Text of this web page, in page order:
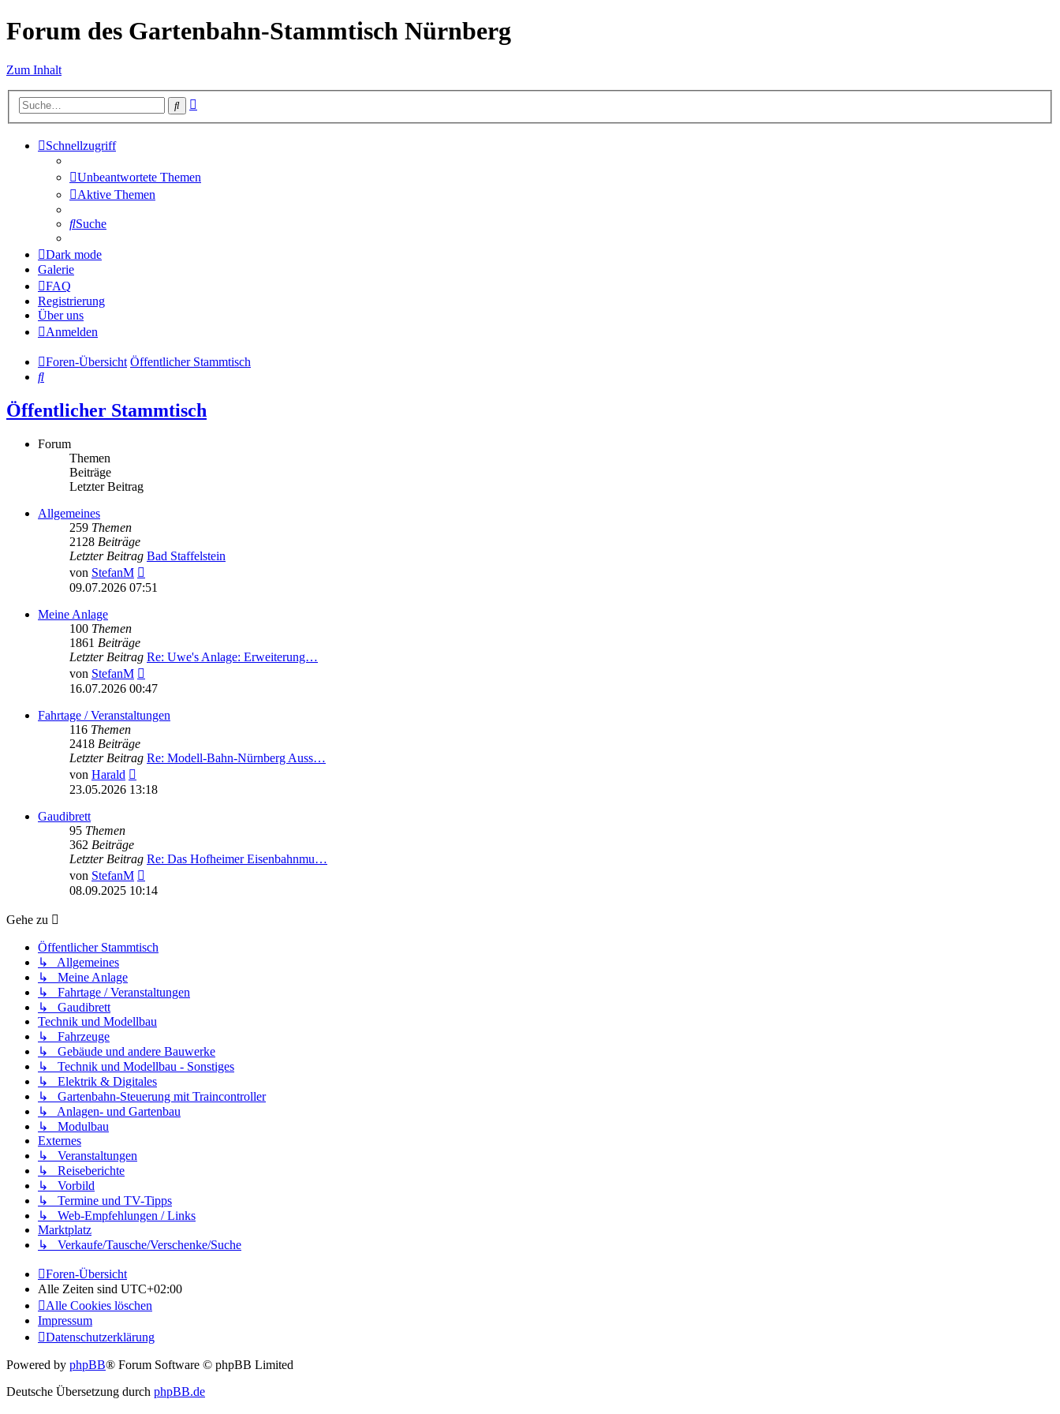
Forum des Gartenbahn-Stammtisch Nürnberg
Zum Inhalt
Suche
Schnellzugriff
Unbeantwortete Themen
Aktive Themen
Suche
Dark mode
Galerie
FAQ
Registrierung
Über uns
Anmelden
Foren-Übersicht Öffentlicher Stammtisch
Suche
Öffentlicher Stammtisch
Forum
Themen
Beiträge
Letzter Beitrag
Allgemeines
259 Themen
2128 Beiträge
Letzter Beitrag Bad Staffelstein
von StefanM
Beitrag
09.07.2026 07:51
Meine Anlage
100 Themen
1861 Beiträge
Letzter Beitrag Re: Uwe's Anlage: Erweiterung…
von StefanM
Beitrag
16.07.2026 00:47
Fahrtage / Veranstaltungen
116 Themen
2418 Beiträge
Letzter Beitrag Re: Modell-Bahn-Nürnberg Auss…
von Harald
Beitrag
23.05.2026 13:18
Gaudibrett
95 Themen
362 Beiträge
Letzter Beitrag Re: Das Hofheimer Eisenbahnmu…
von StefanM
Beitrag
08.09.2025 10:14
Gehe zu
Öffentlicher Stammtisch
↳ Allgemeines
↳ Meine Anlage
↳ Fahrtage / Veranstaltungen
↳ Gaudibrett
Technik und Modellbau
↳ Fahrzeuge
↳ Gebäude und andere Bauwerke
↳ Technik und Modellbau - Sonstiges
↳ Elektrik & Digitales
↳ Gartenbahn-Steuerung mit Traincontroller
↳ Anlagen- und Gartenbau
↳ Modulbau
Externes
↳ Veranstaltungen
↳ Reiseberichte
↳ Vorbild
↳ Termine und TV-Tipps
↳ Web-Empfehlungen / Links
Marktplatz
↳ Verkaufe/Tausche/Verschenke/Suche
Foren-Übersicht
Alle Zeiten sind UTC+02:00
Alle Cookies löschen
Impressum
Datenschutzerklärung
Powered by phpBB® Forum Software © phpBB Limited
Deutsche Übersetzung durch phpBB.de